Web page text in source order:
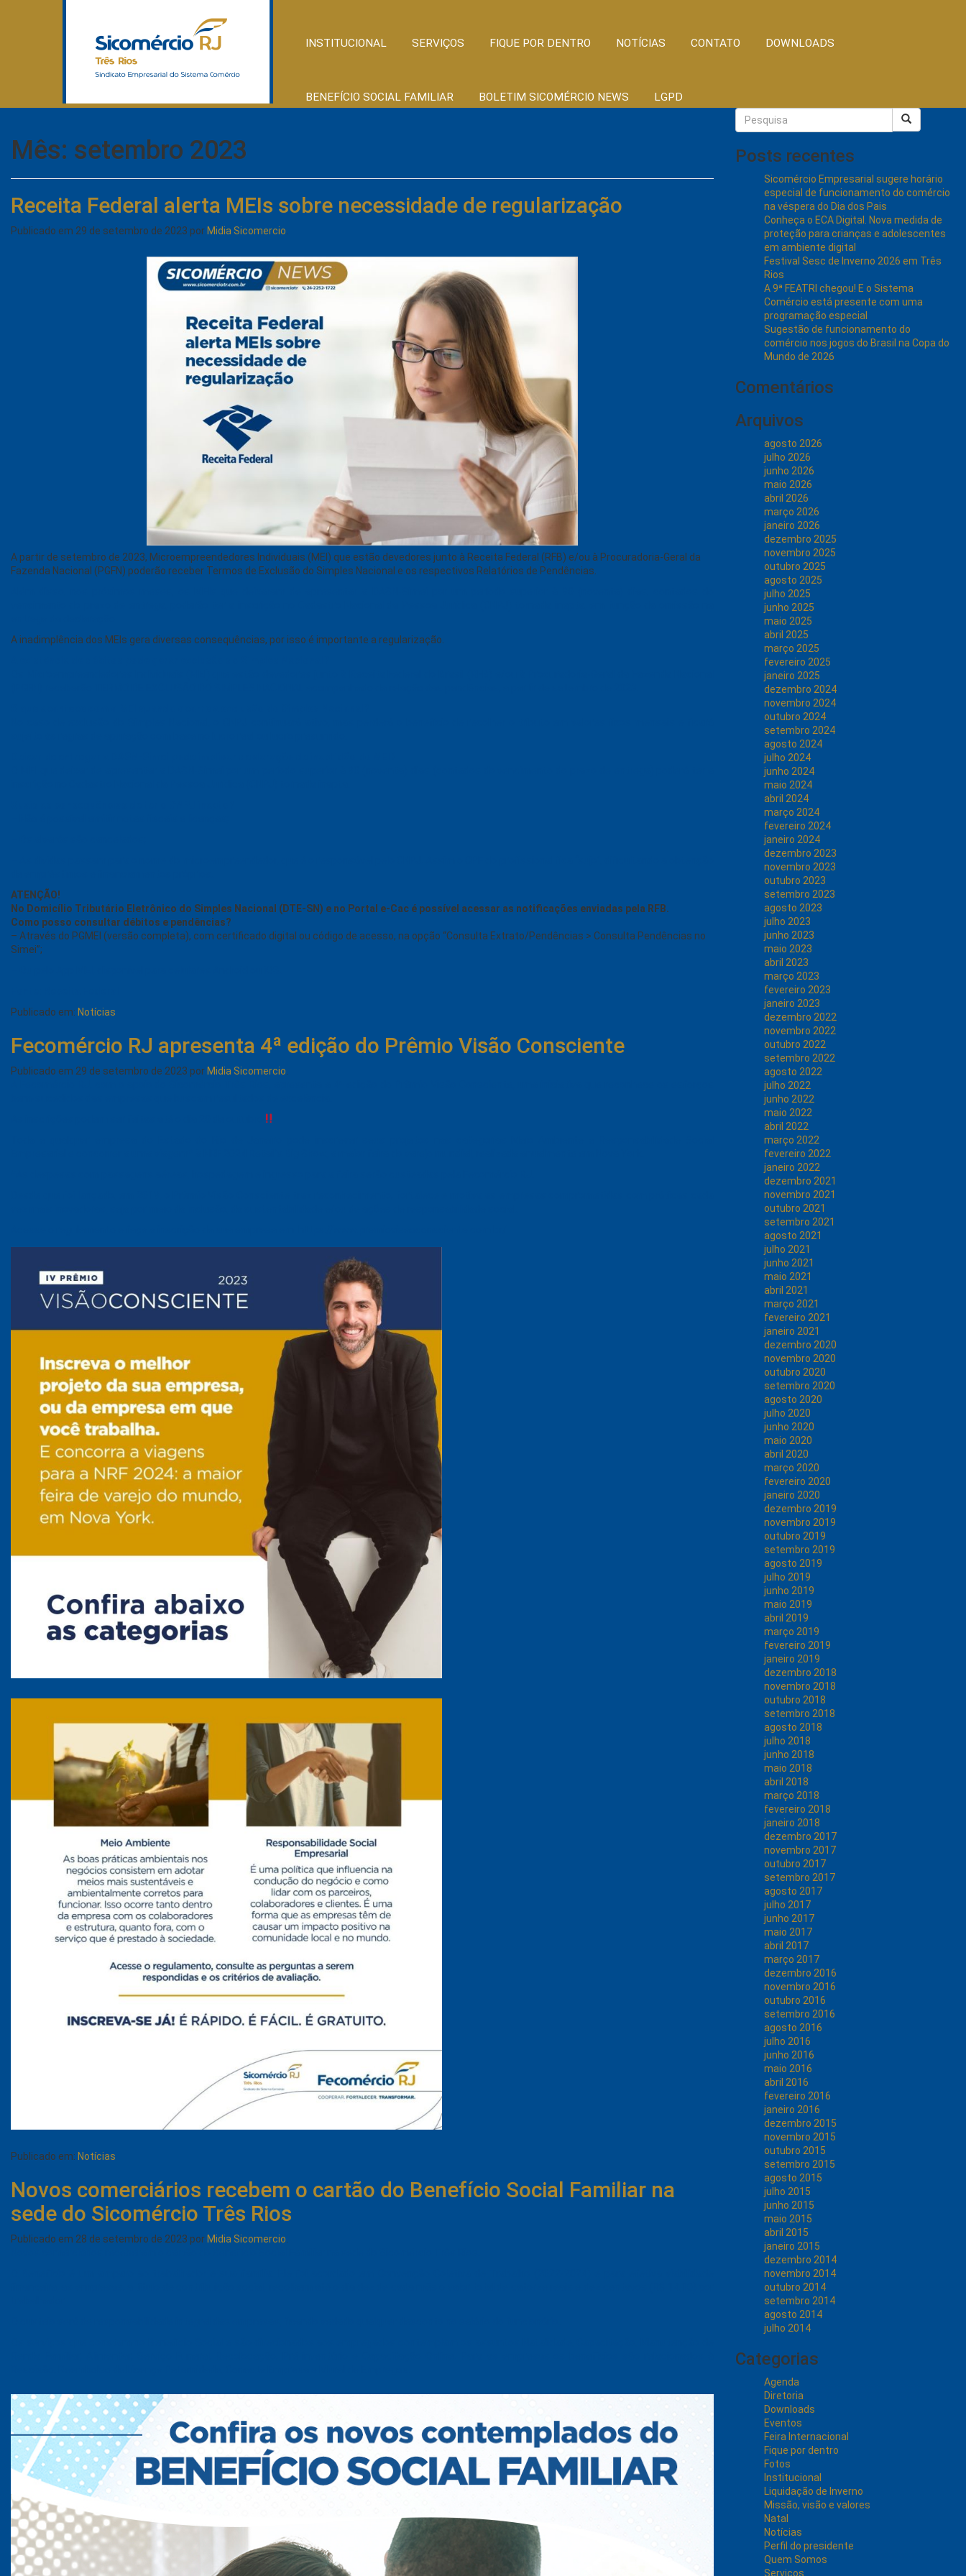
INSTITUCIONAL SERVIÇOS FIQUE POR DENTRO NOTÍCIAS CONTATO DOWNLOADS
BENEFÍCIO SOCIAL FAMILIAR BOLETIM SICOMÉRCIO NEWS LGPD
Mês: setembro 2023
Receita Federal alerta MEIs sobre necessidade de regularização
Publicado em 29 de setembro de 2023 por Midia Sicomercio
A partir de setembro de 2023, Microempreendedores Individuais (MEI) que estão devedores junto à Receita Federal (RFB) e/ou à Procuradoria-Geral da
Fazenda Nacional (PGFN) poderão receber Termos de Exclusão do Simples Nacional e os respectivos Relatórios de Pendências.
A inadimplência dos MEIs gera diversas consequências, por isso é importante a regularização.
ATENÇÃO!
No Domicílio Tributário Eletrônico do Simples Nacional (DTE-SN) e no Portal e-Cac é possível acessar as notificações enviadas pela RFB.
Como posso consultar débitos e pendências?
– Através do PGMEI (versão completa), com certificado digital ou código de acesso, na opção “Consulta Extrato/Pendências > Consulta Pendências no
Simei”;
Publicado em: Notícias
Fecomércio RJ apresenta 4ª edição do Prêmio Visão Consciente
Publicado em 29 de setembro de 2023 porMidia Sicomercio
Publicado em: Notícias
Novos comerciários recebem o cartão do Benefício Social Familiar na
sede do Sicomércio Três Rios
Publicado em 28 de setembro de 2023 porMidia Sicomercio
Posts recentes
Sicomércio Empresarial sugere horário
especial de funcionamento do comércio
na véspera do Dia dos Pais
Conheça o ECA Digital. Nova medida de
proteção para crianças e adolescentes
em ambiente digital
Festival Sesc de Inverno 2026 em Três
Rios
A 9ª FEATRI chegou! E o Sistema
Comércio está presente com uma
programação especial
Sugestão de funcionamento do
comércio nos jogos do Brasil na Copa do
Mundo de 2026
Comentários
Arquivos
agosto 2026
julho 2026
junho 2026
maio 2026
abril 2026
março 2026
janeiro 2026
dezembro 2025
novembro 2025
outubro 2025
agosto 2025
julho 2025
junho 2025
maio 2025
abril 2025
março 2025
fevereiro 2025
janeiro 2025
dezembro 2024
novembro 2024
outubro 2024
setembro 2024
agosto 2024
julho 2024
junho 2024
maio 2024
abril 2024
março 2024
fevereiro 2024
janeiro 2024
dezembro 2023
novembro 2023
outubro 2023
setembro 2023
agosto 2023
julho 2023
junho 2023
maio 2023
abril 2023
março 2023
fevereiro 2023
janeiro 2023
dezembro 2022
novembro 2022
outubro 2022
setembro 2022
agosto 2022
julho 2022
junho 2022
maio 2022
abril 2022
março 2022
fevereiro 2022
janeiro 2022
dezembro 2021
novembro 2021
outubro 2021
setembro 2021
agosto 2021
julho 2021
junho 2021
maio 2021
abril 2021
março 2021
fevereiro 2021
janeiro 2021
dezembro 2020
novembro 2020
outubro 2020
setembro 2020
agosto 2020
julho 2020
junho 2020
maio 2020
abril 2020
março 2020
fevereiro 2020
janeiro 2020
dezembro 2019
novembro 2019
outubro 2019
setembro 2019
agosto 2019
julho 2019
junho 2019
maio 2019
abril 2019
março 2019
fevereiro 2019
janeiro 2019
dezembro 2018
novembro 2018
outubro 2018
setembro 2018
agosto 2018
julho 2018
junho 2018
maio 2018
abril 2018
março 2018
fevereiro 2018
janeiro 2018
dezembro 2017
novembro 2017
outubro 2017
setembro 2017
agosto 2017
julho 2017
junho 2017
maio 2017
abril 2017
março 2017
dezembro 2016
novembro 2016
outubro 2016
setembro 2016
agosto 2016
julho 2016
junho 2016
maio 2016
abril 2016
fevereiro 2016
janeiro 2016
dezembro 2015
novembro 2015
outubro 2015
setembro 2015
agosto 2015
julho 2015
junho 2015
maio 2015
abril 2015
janeiro 2015
dezembro 2014
novembro 2014
outubro 2014
setembro 2014
agosto 2014
julho 2014
Categorias
Agenda
Diretoria
Downloads
Eventos
Feira Internacional
Fique por dentro
Fotos
Institucional
Liquidação de Inverno
Missão, visão e valores
Natal
Notícias
Perfil do presidente
Quem Somos
Serviços